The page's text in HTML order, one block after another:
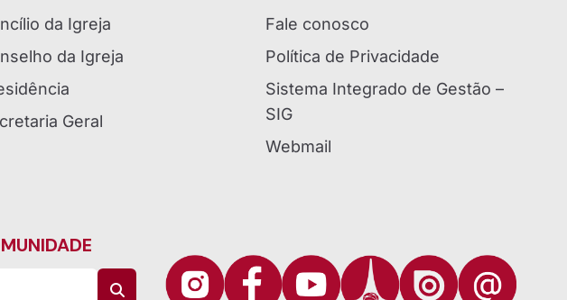
da Igreja
da Igreja
Geral
Fale conosco
Política de Privacidade
Sistema Integrado de Gestão –
SIG
Webmail